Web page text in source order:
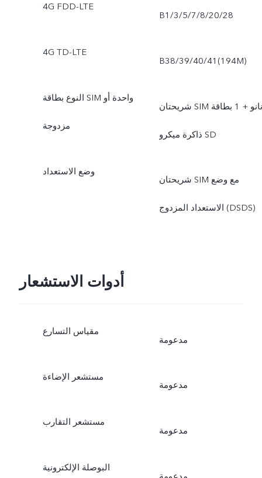
4G FDD-LTE
B1/3/5/7/8/20/28
4G TD-LTE
B38/39/40/41(194M)
النوع بطاقة SIM واحدة أو
مزدوجة
شريحتان SIM نانو + 1 بطاقة
ذاكرة ميكرو SD
وضع الاستعداد
شريحتان SIM مع وضع
الاستعداد المزدوج (DSDS)
أدوات الاستشعار
مقياس التسارع
مدعومة
مستشعر الإضاءة
مدعومة
مستشعر التقارب
مدعومة
البوصلة الإلكترونية